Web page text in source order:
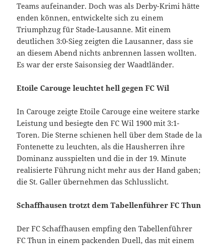
Teams aufeinander. Doch was als Derby-Krimi hätte
enden können, entwickelte sich zu einem
Triumphzug für Stade-Lausanne. Mit einem
deutlichen 3:0-Sieg zeigten die Lausanner, dass sie
an diesem Abend nichts anbrennen lassen wollten.
Es war der erste Saisonsieg der Waadtländer.
Etoile Carouge leuchtet hell gegen FC Wil
In Carouge zeigte Etoile Carouge eine weitere starke
Leistung und besiegte den FC Wil 1900 mit 3:1-
Toren. Die Sterne schienen hell über dem Stade de la
Fontenette zu leuchten, als die Hausherren ihre
Dominanz ausspielten und die in der 19. Minute
realisierte Führung nicht mehr aus der Hand gaben;
die St. Galler übernehmen das Schlusslicht.
Schaffhausen trotzt dem Tabellenführer FC Thun
Der FC Schaffhausen empfing den Tabellenführer
FC Thun in einem packenden Duell, das mit einem